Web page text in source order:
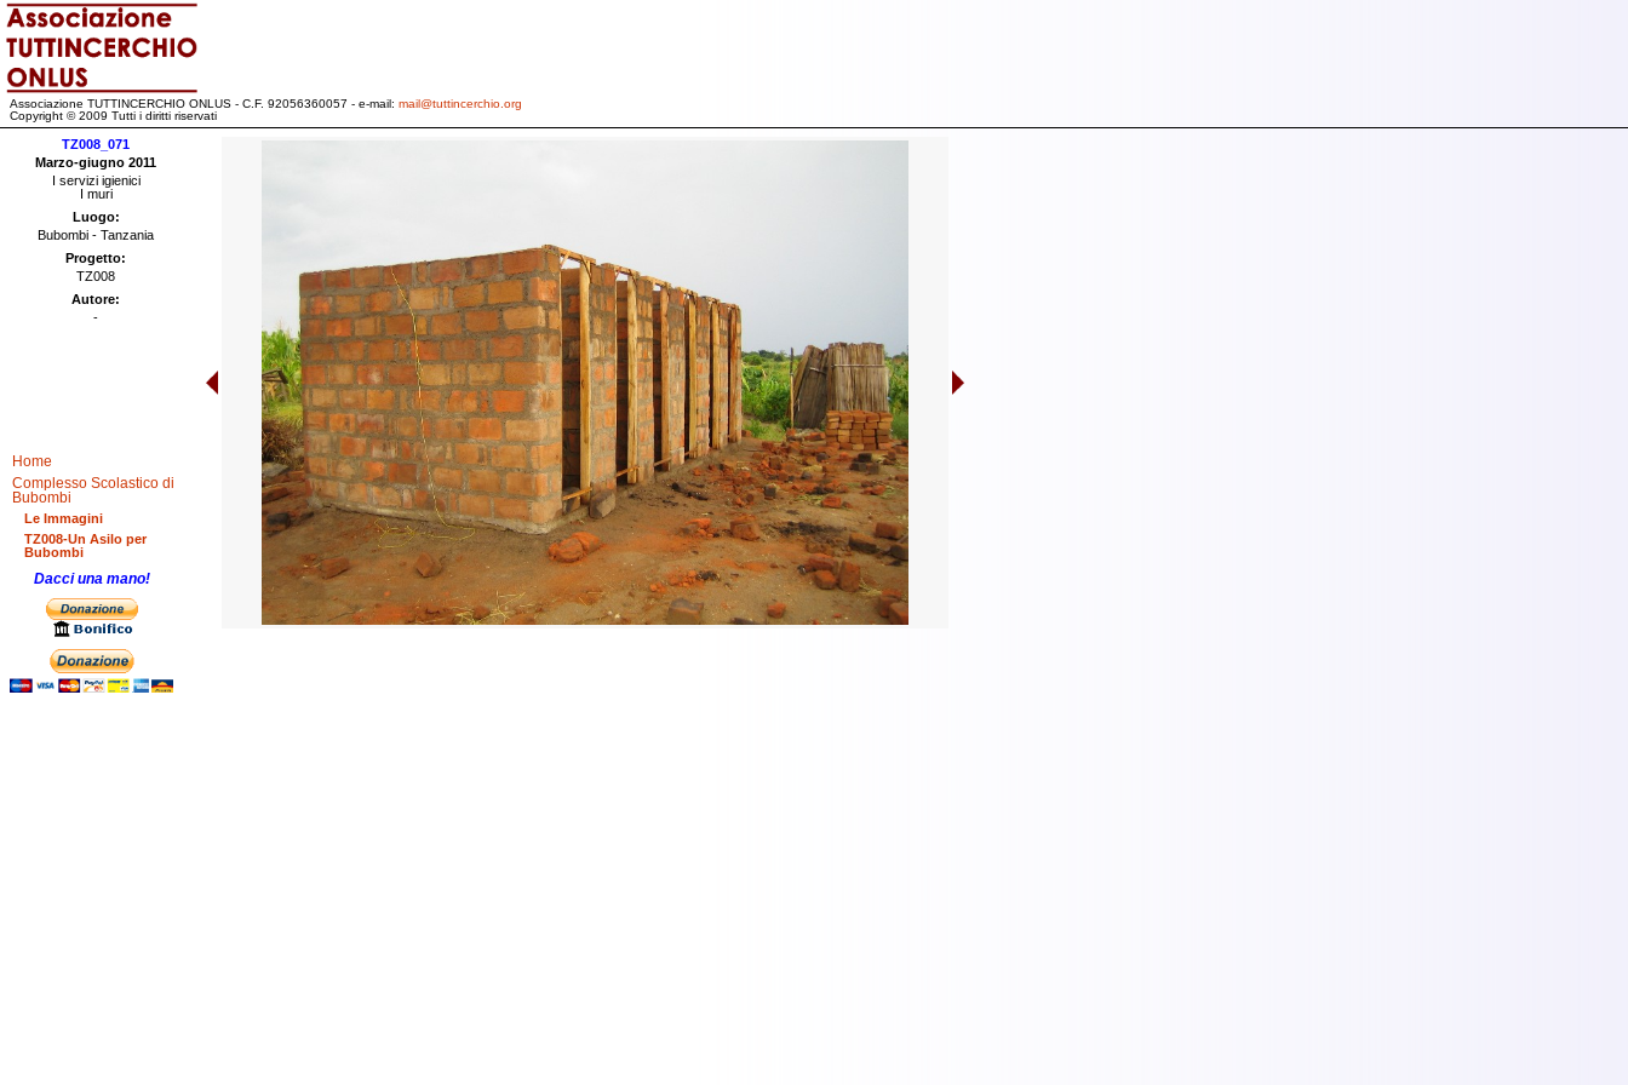
TZ008_071
Marzo-giugno 2011
I servizi igienici
I muri
Luogo:
Bubombi - Tanzania
Progetto:
TZ008
Autore:
-
Home
Complesso Scolastico di
Bubombi
Le Immagini
TZ008-Un Asilo per
Bubombi
Dacci una mano!
Associazione TUTTINCERCHIO ONLUS - C.F. 92056360057 - e-mail: mail@tuttincerchio.org
Copyright © 2009 Tutti i diritti riservati